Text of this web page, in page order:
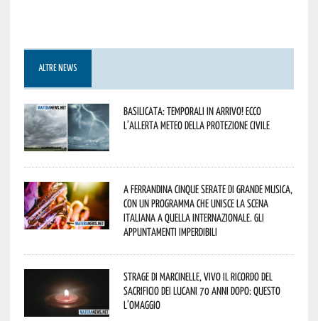
ALTRE NEWS
Basilicata: temporali in arrivo! Ecco
l’allerta meteo della Protezione civile
A Ferrandina cinque serate di grande musica,
con un programma che unisce la scena
italiana a quella internazionale. Gli
appuntamenti imperdibili
Strage di Marcinelle, vivo il ricordo del
sacrificio dei lucani 70 anni dopo: questo
l’omaggio